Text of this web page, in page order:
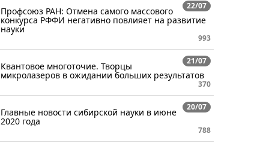
22/07
Профсоюз РАН: Отмена самого массового
конкурса РФФИ негативно повлияет на развитие
науки
993
21/07
Квантовое многоточие. Творцы
микролазеров в ожидании больших результатов
370
20/07
Главные новости сибирской науки в июне
2020 года
788